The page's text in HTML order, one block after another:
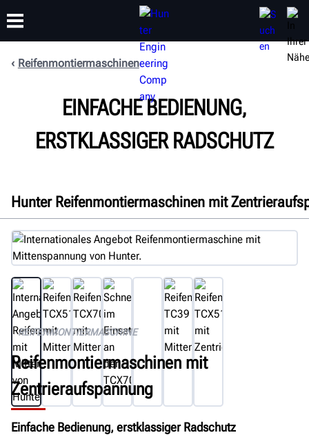
SUPPORT
SCHULUNG
ÜBER
Reifenmontiermaschinen
EINFACHE BEDIENUNG,
ERSTKLASSIGER RADSCHUTZ
Hunter Reifenmontiermaschinen mit
Eigenschaften
Galerie
Dokumente
Kostenloses
Angebot
anfordern
REIFENMONTIERMASCHINE
Reifenmontiermaschinen mit
Zentrieraufspannung
Einfache Bedienung, erstklassiger Radschutz